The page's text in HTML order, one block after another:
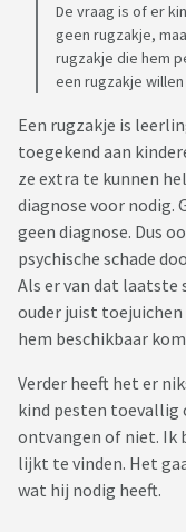
De vraag is of er
geen rugzakje,
rugzakje die hem
een rugzakje
Een rugzakje is
toegekend aan
ze extra te kunnen
diagnose voor nodig.
geen diagnose. Dus
psychische schade
Als er van dat laatste
ouder juist toejuichen
hem beschikbaar
Verder heeft het er
kind pesten toevallig
ontvangen of niet. Ik
lijkt te vinden. Het
wat hij nodig heeft.